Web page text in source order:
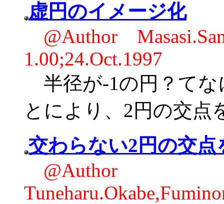
虚円のイメージ化
@Author
1.00;24.Oct.1997
半径が-1の円？てな
とにより、2円の交点
交わらない2円の交
@Author